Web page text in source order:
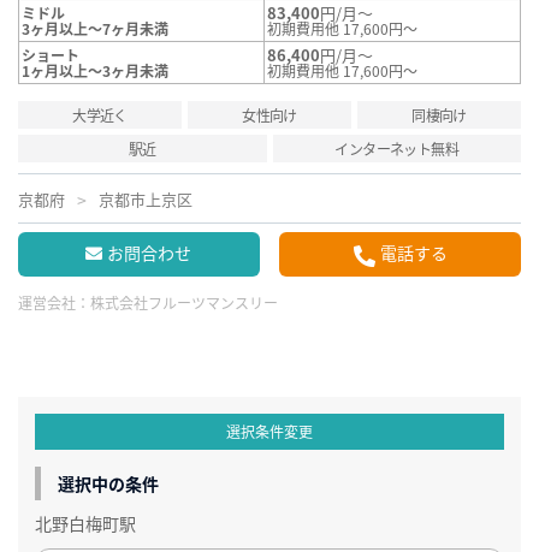
ミドル
3ヶ月以上～7ヶ月未満
83,400円/月～
初期費用他 17,600円～
ショート
1ヶ月以上～3ヶ月未満
86,400円/月～
初期費用他 17,600円～
大学近く 女性向け
同棲向け
駅近
インターネット無料
京都府 京都市上京区
お問合わせ 電話する
運営会社： 株式会社フルーツマンスリー
選択条件変更
選択中の条件
北野白梅町駅